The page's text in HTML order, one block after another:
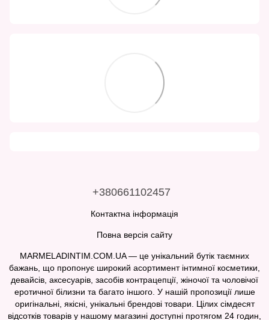
+380661102457
Контактна інформація
Повна версія сайту
MARMELADINTIM.COM.UA — це унікальний бутік таємних
бажань, що пропонує широкий асортимент інтимної косметики,
девайсів, аксесуарів, засобів контрацепції, жіночої та чоловічої
еротичної білизни та багато іншого. У нашій пропозиції лише
оригінальні, якісні, унікальні брендові товари. Цілих сімдесят
відсотків товарів у нашому магазині доступні протягом 24 годин,